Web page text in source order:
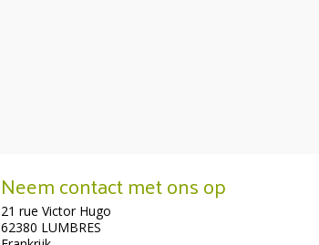
Neem contact met ons op
21 rue Victor Hugo
62380 LUMBRES